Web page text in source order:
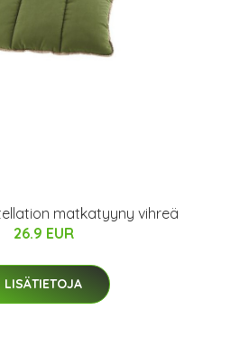
matkatyyny vihreä
26.9 EUR
LISÄTIETOJA